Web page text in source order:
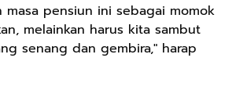
masa pensiun ini sebagai momok
melainkan harus kita sambut
senang dan gembira," harap